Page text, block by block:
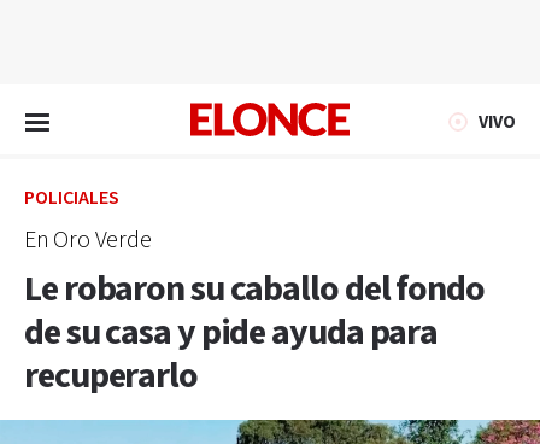
VIVO
POLICIALES
En Oro Verde
Le robaron su caballo del fondo
de su casa y pide ayuda para
recuperarlo